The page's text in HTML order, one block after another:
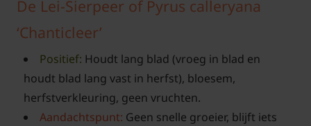
De Lei-Sierpeer of Pyrus calleryana
‘Chanticleer’
Positief: Houdt lang blad (vroeg in blad en
houdt blad lang vast in herfst), bloesem,
herfstverkleuring, geen vruchten.
Aandachtspunt: Geen snelle groeier, blijft iets